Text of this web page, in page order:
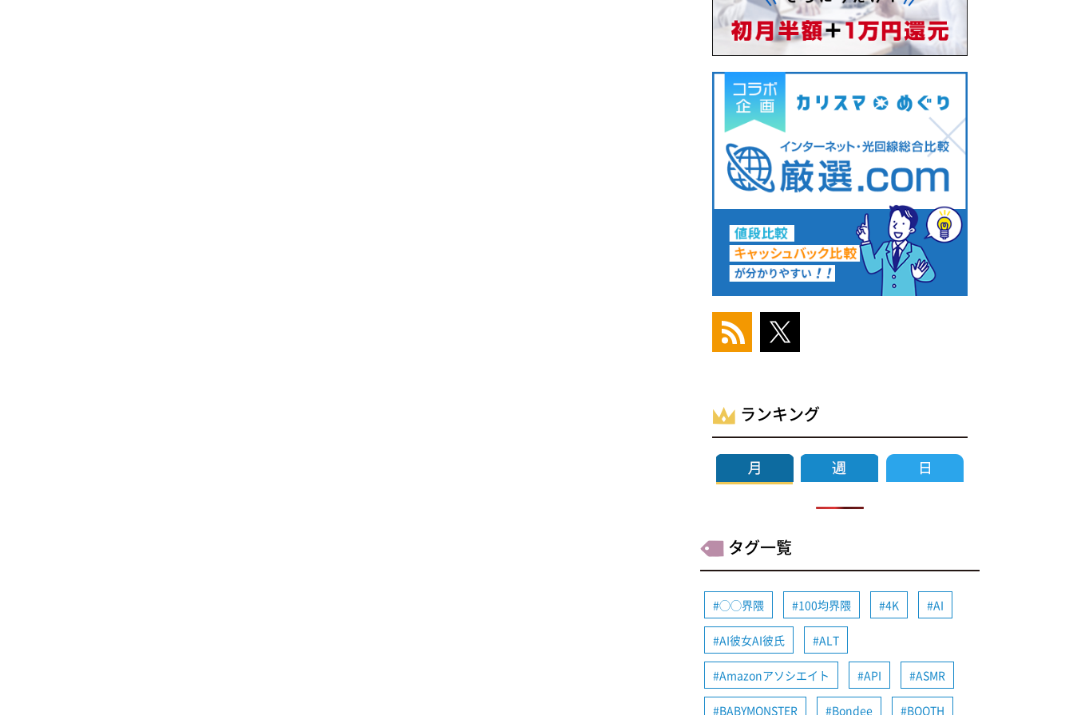
ランキング
タグ一覧
◯◯界隈 100均界隈 4K AI
AI彼女AI彼氏 ALT
Amazonアソシエイト API ASMR
BABYMONSTER Bondee BOOTH